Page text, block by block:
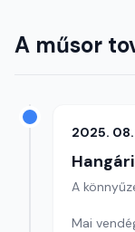
A műsor
2025. 08.
A
Mai